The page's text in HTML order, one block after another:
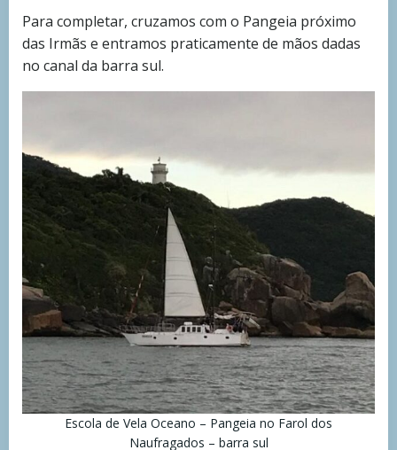
Para completar, cruzamos com o Pangeia próximo
das Irmãs e entramos praticamente de mãos dadas
no canal da barra sul.
Escola de Vela Oceano – Pangeia no Farol dos
Naufragados – barra sul